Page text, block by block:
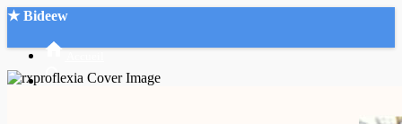
★ Bideew